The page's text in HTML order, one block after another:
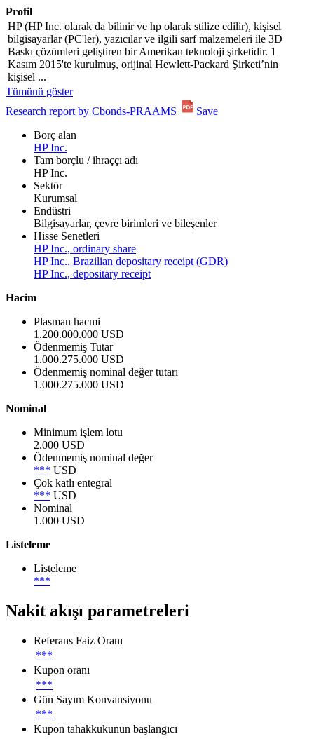
Profil
HP (HP Inc. olarak da bilinir ve hp olarak stilize edilir), kişisel
bilgisayarlar (PC'ler), yazıcılar ve ilgili sarf malzemeleri ile 3D
Baskı çözümleri geliştiren bir Amerikan teknoloji şirketidir. 1
Kasım 2015'te kurulmuş, orijinal Hewlett-Packard Şirketi’nin
kişisel ...
Tümünü göster
Research report by Cbonds-PRAAMS
Save
Borç alan
HP Inc.
Tam borçlu / ihraççı adı
HP Inc.
Sektör
Kurumsal
Endüstri
Bilgisayarlar, çevre birimleri ve bileşenler
Hisse Senetleri
HP Inc., ordinary share
HP Inc., Brazilian depositary receipt (GDR)
HP Inc., depositary receipt
Hacim
Plasman hacmi
1.200.000.000 USD
Ödenmemiş Tutar
1.000.275.000 USD
Ödenmemiş nominal değer tutarı
1.000.275.000 USD
Nominal
Minimum işlem lotu
2.000 USD
Ödenmemiş nominal değer
*** USD
Çok katlı entegral
*** USD
Nominal
1.000 USD
Listeleme
Listeleme
***
Nakit akışı parametreleri
Referans Faiz Oranı
***
Kupon oranı
***
Gün Sayım Konvansiyonu
***
Kupon tahakkukunun başlangıcı